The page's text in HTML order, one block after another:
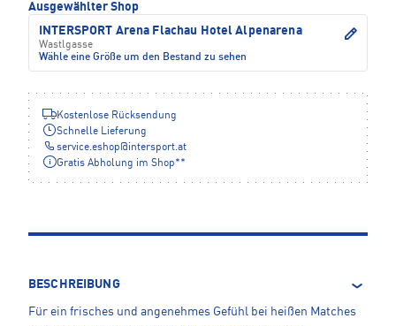
Ausgewählter Shop
INTERSPORT Arena Flachau Hotel Alpenarena
Wastlgasse
Wähle eine Größe um den Bestand zu sehen
Kostenlose Rücksendung
Schnelle Lieferung
service.eshop@ intersport.at
Gratis Abholung im Shop**
BESCHREIBUNG
Für ein frisches und angenehmes Gefühl bei heißen Matches